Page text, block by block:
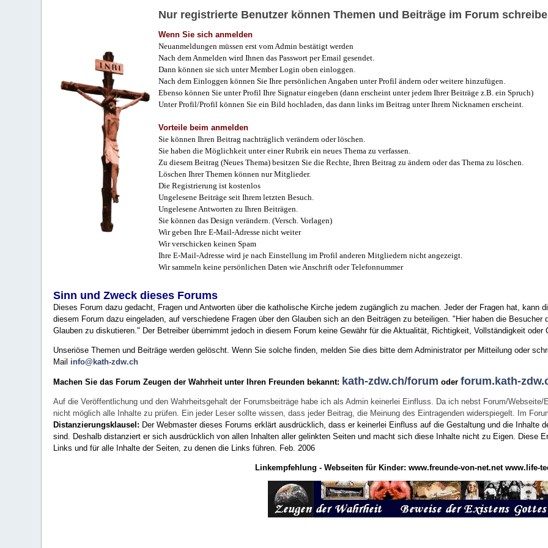
Nur registrierte Benutzer können Themen und Beiträge im Forum
Wenn Sie sich anmelden
Neuanmeldungen müssen erst vom Admin bestätigt werden
Nach dem Anmelden wird Ihnen das Passwort per Email gesendet.
Dann können sie sich unter Member Login oben einloggen.
Nach dem Einloggen können Sie Ihre persönlichen Angaben unter Profil ändern oder weitere hinzufügen.
Ebenso können Sie unter Profil Ihre Signatur eingeben (dann erscheint unter jedem Ihrer Beiträge z.B. ein Spruch)
Unter Profil/Profil können Sie ein Bild hochladen, das dann links im Beitrag unter Ihrem Nicknamen erscheint.
Vorteile beim anmelden
Sie können Ihren Beitrag nachträglich verändern oder löschen.
Sie haben die Möglichkeit unter einer Rubrik ein neues Thema zu verfassen.
Zu diesem Beitrag (Neues Thema) besitzen Sie die Rechte, Ihren Beitrag zu ändern oder das Thema zu löschen.
Löschen Ihrer Themen können nur Mitglieder.
Die Registrierung ist kostenlos
Ungelesene Beiträge seit Ihrem letzten Besuch.
Ungelesene Antworten zu Ihren Beiträgen.
Sie können das Design verändern. (Versch. Vorlagen)
Wir geben Ihre E-Mail-Adresse nicht weiter
Wir verschicken keinen Spam
Ihre E-Mail-Adresse wird je nach Einstellung im Profil anderen Mitgliedern nicht angezeigt.
Wir sammeln keine persönlichen Daten wie Anschrift oder Telefonnummer
Sinn und Zweck dieses Forums
Dieses Forum dazu gedacht, Fragen und Antworten über die katholische Kirche jedem zugänglich zu machen. Jeder der Fragen hat, kann
diesem Forum dazu eingeladen, auf verschiedene Fragen über den Glauben sich an den Beiträgen zu beteiligen. "Hier haben die
Glauben zu diskutieren." Der Betreiber übernimmt jedoch in diesem Forum keine Gewähr für die Aktualität, Richtigkeit, Vollständigkeit
Unseriöse Themen und Beiträge werden gelöscht. Wenn Sie solche finden, melden Sie dies bitte dem Administrator per Mitteilung oder
Mail info@kath-zdw.ch
Machen Sie das Forum Zeugen der Wahrheit unter Ihren Freunden bekannt: kath-zdw.ch/forum oderforum.kath-
Auf die Veröffentlichung und den Wahrheitsgehalt der Forumsbeiträge habe ich als Admin keinerlei Einfluss. Da ich nebst Forum/
nicht möglich alle Inhalte zu prüfen. Ein jeder Leser sollte wissen, dass jeder Beitrag, die Meinung des Eintragenden widerspiegelt. Im
Distanzierungsklausel: Der Webmaster dieses Forums erklärt ausdrücklich, dass er keinerlei Einfluss auf die Gestaltung und die Inhalte
sind. Deshalb distanziert er sich ausdrücklich von allen Inhalten aller gelinkten Seiten und macht sich diese Inhalte nicht zu Eigen.
Diese
Links und für alle Inhalte der Seiten, zu denen die Links führen.
Feb. 2006
Linkempfehlung - Webseiten für Kinder: www.freunde-von-net.net www.life-